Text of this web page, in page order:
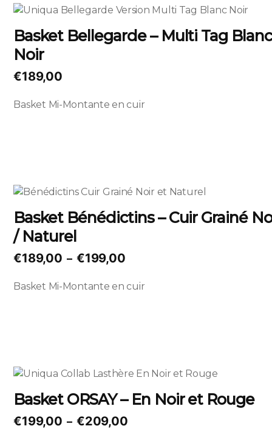
la
du
produit
Basket Bellegarde – Multi Tag
Noir
€189,00
Basket Mi-Montante en cuir
Ce
a
plusieurs
Les
peuvent
page
du
produit
Basket Bénédictins – Cuir Grainé
/ Naturel
€189,00 – €199,00Plage
prix :
Basket Mi-Montante en cuir
Ce
a
plusieurs
Les
peuvent
page
du
produit
Basket ORSAY – En Noir et Rouge
€199,00 – €209,00Plage
Ce
a
plusieurs